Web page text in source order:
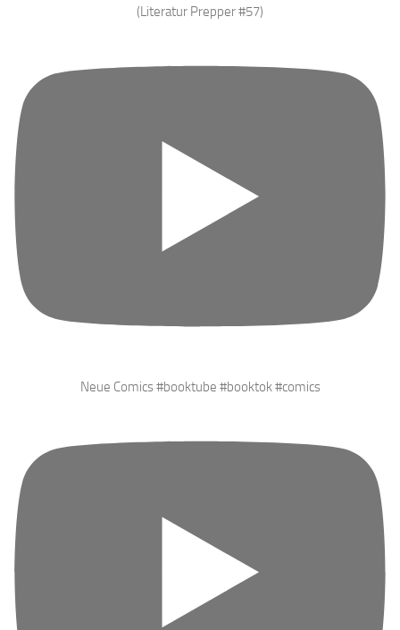
(Literatur Prepper #57)
Neue Comics #booktube #booktok #comics